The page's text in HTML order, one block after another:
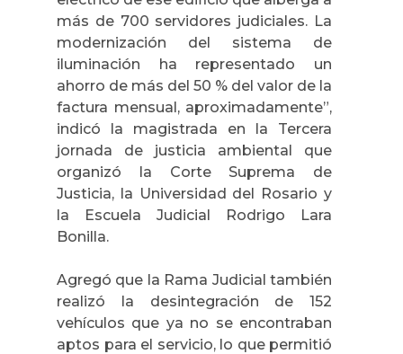
más de 700 servidores judiciales. La
modernización del sistema de
iluminación ha representado un
ahorro de más del 50 % del valor de la
factura mensual, aproximadamente”,
indicó la magistrada en la Tercera
jornada de justicia ambiental que
organizó la Corte Suprema de
Justicia, la Universidad del Rosario y
la Escuela Judicial Rodrigo Lara
Bonilla.
Agregó que la Rama Judicial también
realizó la desintegración de 152
vehículos que ya no se encontraban
aptos para el servicio, lo que permitió